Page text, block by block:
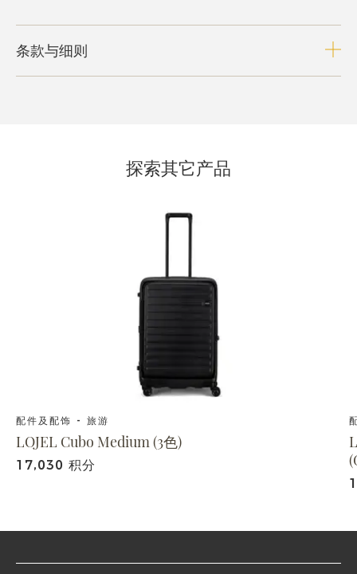
条款与细则
探索其它产品
配件及配饰 - 旅游
LOJEL Cubo Medium (3色)
17,030 积分